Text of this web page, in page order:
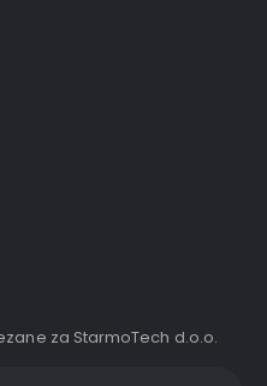
za StarmoTech d.o.o.